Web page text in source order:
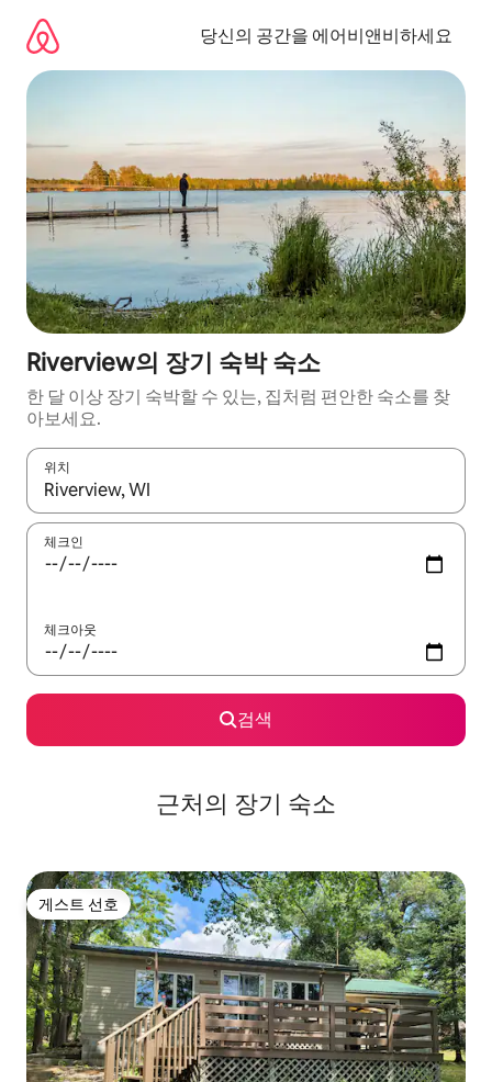
당신의 공간을 에어비앤비하세요
Riverview의 장기 숙박 숙소
한 달 이상 장기 숙박할 수 있는, 집처럼 편안한 숙소를 찾
아보세요.
위치
결과가 나오면 위·아래 화살표 키를 사용하거나 터치 또는 스와이
체크인
체크아웃
검색
근처의 장기 숙소
게스트 선호
게스트 선호